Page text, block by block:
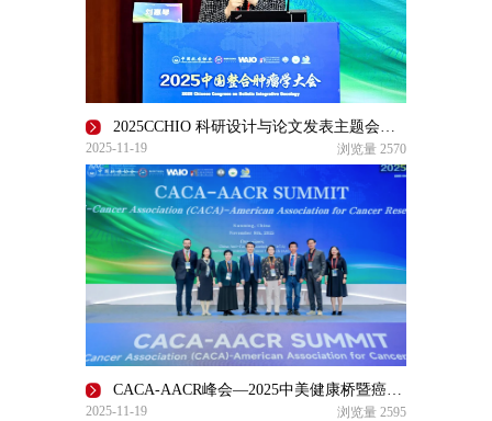
2025CCHIO 科研设计与论文发表主题会场成功召开
2025-11-19 浏览量 2570
CACA-AACR峰会—2025中美健康桥暨癌症防控学术活动圆满举行
2025-11-19 浏览量 2595